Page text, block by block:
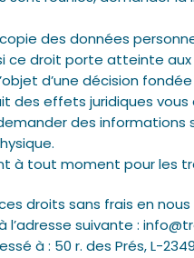
des données
ce droit porte atteinte
d’une décision
des effets juridiques
des
à tout moment pour les
droits sans frais en
suivante :
à : 50 r. des Prés, L-